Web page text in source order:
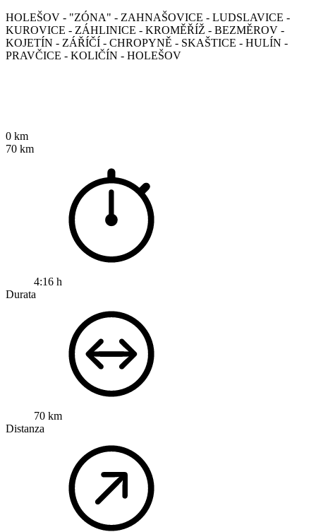
HOLEŠOV - "ZÓNA" - ZAHNAŠOVICE - LUDSLAVICE -
KUROVICE - ZÁHLINICE - KROMĚŘÍŽ - BEZMĚROV -
KOJETÍN - ZÁŘÍČÍ - CHROPYNĚ - SKAŠTICE - HULÍN -
PRAVČICE - KOLIČÍN - HOLEŠOV
0 km
70 km
4:16 h
Durata
70 km
Distanza